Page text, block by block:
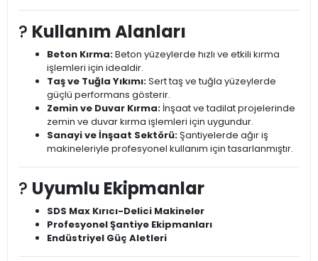
? Kullanım Alanları
Beton Kırma:Beton yüzeylerde hızlı ve etkili kırma
işlemleri için idealdir.
Taş ve Tuğla Yıkımı:Sert taş ve tuğla yüzeylerde
güçlü performans gösterir.
Zemin ve Duvar Kırma: İnşaat ve tadilat projelerinde
zemin ve duvar kırma işlemleri için uygundur.
Sanayi ve İnşaat Sektörü:Şantiyelerde ağır iş
makineleriyle profesyonel kullanım için tasarlanmıştır.
? Uyumlu Ekipmanlar
SDS Max Kırıcı-Delici Makineler
Profesyonel Şantiye Ekipmanları
Endüstriyel Güç Aletleri